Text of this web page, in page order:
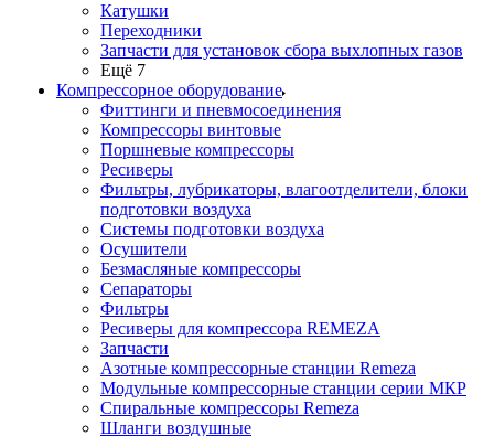
Катушки
Переходники
Запчасти для установок сбора выхлопных газов
Ещё 7
Компрессорное оборудование
Фиттинги и пневмосоединения
Компрессоры винтовые
Поршневые компрессоры
Ресиверы
Фильтры, лубрикаторы, влагоотделители, блоки
подготовки воздуха
Системы подготовки воздуха
Осушители
Безмасляные компрессоры
Сепараторы
Фильтры
Ресиверы для компрессора REMEZA
Запчасти
Азотные компрессорные станции Remeza
Модульные компрессорные станции серии МКР
Спиральные компрессоры Remeza
Шланги воздушные